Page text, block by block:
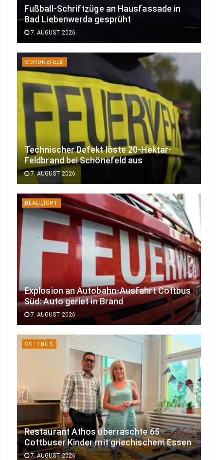
Fußball-Schriftzüge an Hausfassade in
Bad Liebenwerda gesprüht
7. AUGUST 2026
SCHÖNEFELD
Technischer Defekt löste 20-Hektar-
Feldbrand bei Schönefeld aus
7. AUGUST 2026
BLAULICHT
Explosion an Autobahn-Ausfahrt Cottbus
Süd: Auto geriet in Brand
7. AUGUST 2026
COTTBUS
Restaurant Athos überraschte 65
Cottbuser Kinder mit griechischem Essen
7. AUGUST 2026